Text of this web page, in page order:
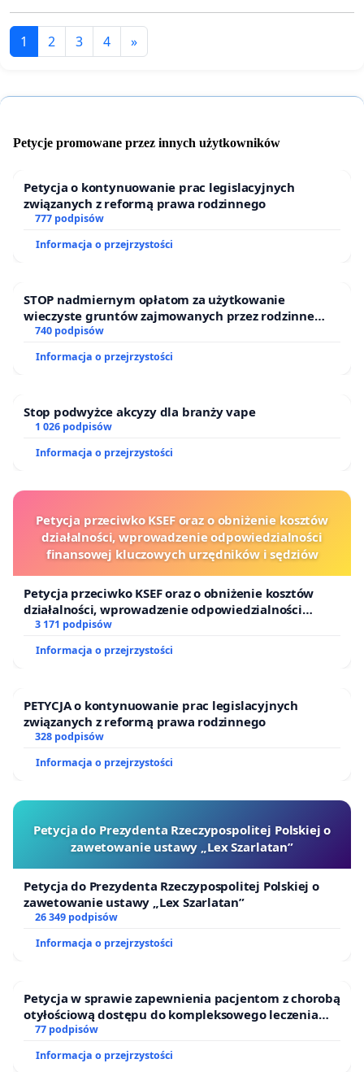
1 2 3 4 »
Petycje promowane przez innych użytkowników
Petycja o kontynuowanie prac legislacyjnych
związanych z reformą prawa rodzinnego
777 podpisów
Informacja o przejrzystości
STOP nadmiernym opłatom za użytkowanie
wieczyste gruntów zajmowanych przez rodzinne
ogrody działkowe.
740 podpisów
Informacja o przejrzystości
Stop podwyżce akcyzy dla branży vape
1 026 podpisów
Informacja o przejrzystości
Petycja przeciwko KSEF oraz o obniżenie kosztów
działalności, wprowadzenie odpowiedzialności
finansowej kluczowych urzędników i sędziów
Petycja przeciwko KSEF oraz o obniżenie kosztów
działalności, wprowadzenie odpowiedzialności
finansowej kluczowych urzędników i sędziów
3 171 podpisów
Informacja o przejrzystości
PETYCJA o kontynuowanie prac legislacyjnych
związanych z reformą prawa rodzinnego
328 podpisów
Informacja o przejrzystości
Petycja do Prezydenta Rzeczypospolitej Polskiej o
zawetowanie ustawy „Lex Szarlatan”
Petycja do Prezydenta Rzeczypospolitej Polskiej o
zawetowanie ustawy „Lex Szarlatan”
26 349 podpisów
Informacja o przejrzystości
Petycja w sprawie zapewnienia pacjentom z chorobą
otyłościową dostępu do kompleksowego leczenia
oraz programów profilaktycznych.
77 podpisów
Informacja o przejrzystości